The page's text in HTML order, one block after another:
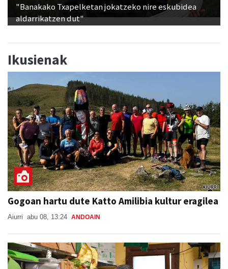
"Banakako Txapelketan jokatzeko nire eskubidea
aldarrikatzen dut"
Ikusienak
Gogoan hartu dute Katto Amilibia kultur eragilea
Aiurri abu 08, 13:24 ANDOAIN